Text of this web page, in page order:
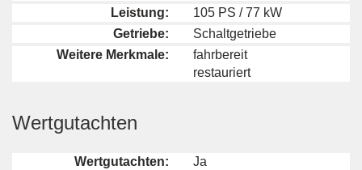
Leistung:
105 PS / 77 kW
Getriebe:
Schaltgetriebe
Weitere Merkmale:
fahrbereit
restauriert
Wertgutachten
Wertgutachten:
Ja